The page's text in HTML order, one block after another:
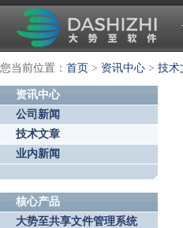
您当前位置： 首页 > 资讯中心 > 技术
资讯中心
公司新闻
技术文章
业内新闻
核心产品
大势至共享文件管理系统